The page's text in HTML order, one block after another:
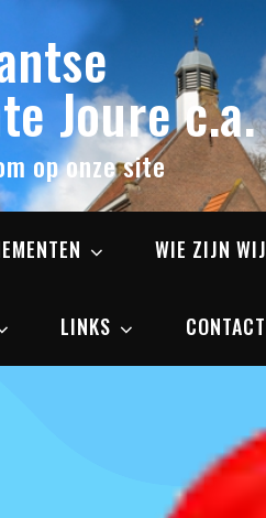
Joure c.a.
op onze site
WIE ZIJN WIJ
LINKS CONTACT